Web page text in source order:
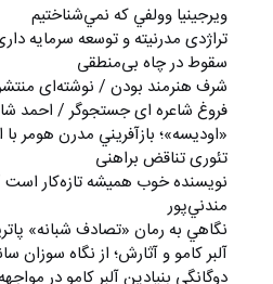
ويرجينيا وولفي كه نمي‌شناختيم
تراژدی مدرنیته و توسعه سرمایه
سقوط در چاه بی‌منطقی
شرف هنرمند بودن / نوشته‌ای
فروغ شاعره ای جستجوگر / احمد
«اوديسه»؛ بازآفريني مدرن هومر
تئوری تناقض براهنی
نويسنده خوب هميشه تازه‌كار
مندني‌پور
نگاهي به رمان «تصادف شبانه»
آلبر کامو و آثارش؛ از نگاه سوزان
دوگانگی بنیادین آلبر کامو در